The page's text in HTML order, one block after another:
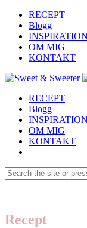
RECEPT
Blogg
INSPIRATION
OM MIG
KONTAKT
RECEPT
Blogg
INSPIRATION
OM MIG
KONTAKT
Recept